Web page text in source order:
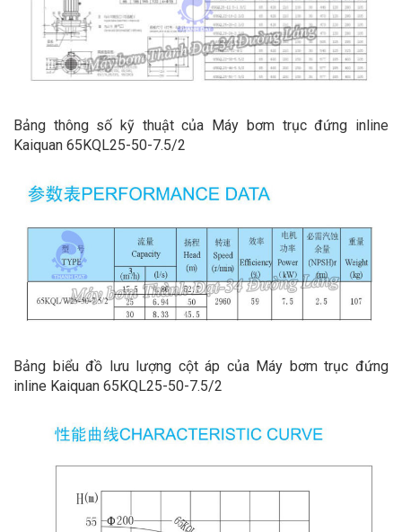
Bảng thông số kỹ thuật của Máy bơm trục đứng inline
Kaiquan 65KQL25-50-7.5/2
Bảng biểu đồ lưu lượng cột áp của Máy bơm trục đứng
inline Kaiquan 65KQL25-50-7.5/2